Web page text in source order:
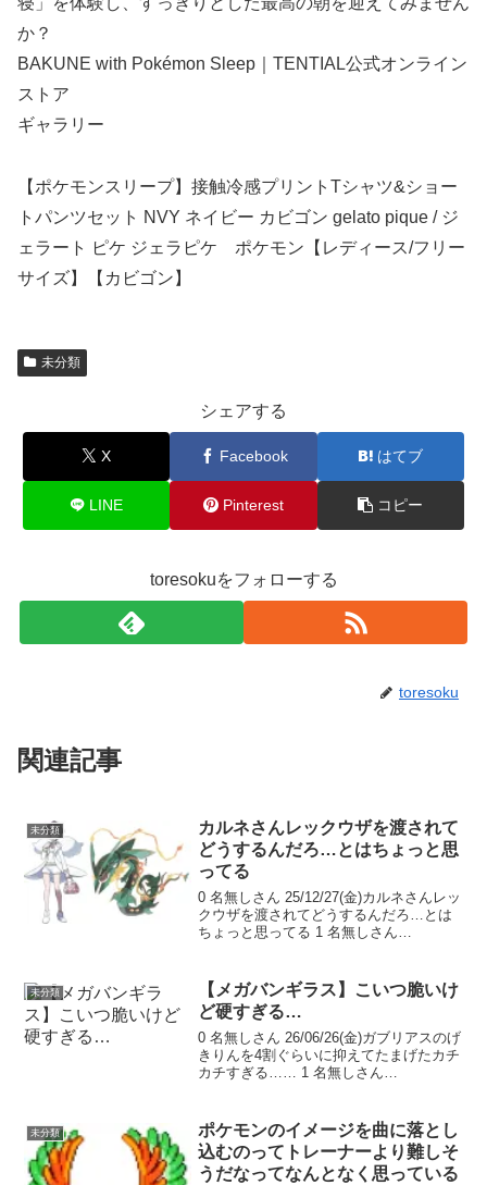
か？
BAKUNE with Pokémon Sleep｜TENTIAL公式オンライン
ストア
ギャラリー
【ポケモンスリープ】接触冷感プリントTシャツ&ショー
トパンツセット NVY ネイビー カビゴン gelato pique / ジ
ェラート ピケ ジェラピケ ポケモン【レディース/フリー
サイズ】【カビゴン】
未分類
シェアする
X Facebook はてブ
LINE Pinterest コピー
toresokuをフォローする
toresoku
関連記事
未分類
カルネさんレックウザを渡されて
どうするんだろ…とはちょっと思
ってる
0 名無しさん 25/12/27(金)カルネさんレッ
クウザを渡されてどうするんだろ…とは
ちょっと思ってる 1 名無しさん
ポケマス辺りで使わ...
未分類
【メガバンギラス】こいつ脆いけ
ど硬すぎる…
0 名無しさん 26/06/26(金)ガブリアスのげ
きりんを4割ぐらいに抑えてたまげたカチ
カチすぎる…… 1 名無しさん
26/06/26(金)この前...
未分類
ポケモンのイメージを曲に落とし
込むのってトレーナーより難しそ
うだなってなんとなく思っている